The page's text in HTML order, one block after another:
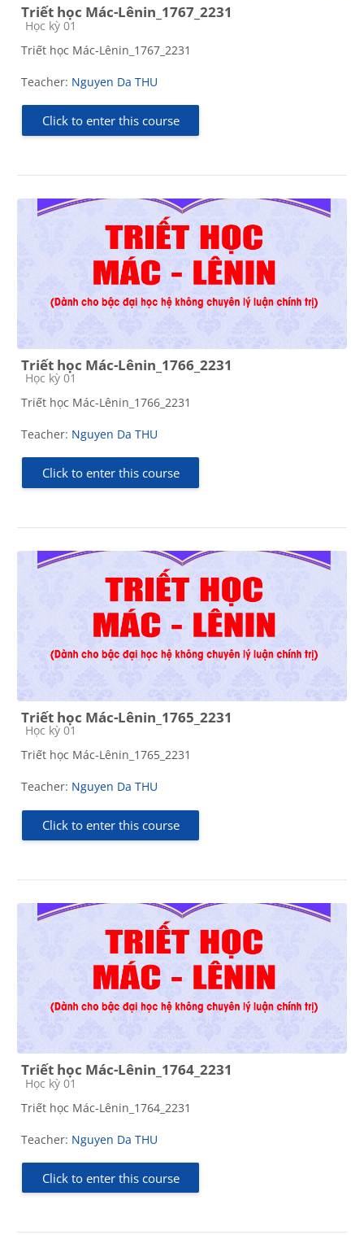
Triết học Mác-Lênin_1767_2231
Course category
Học kỳ 01
Triết học Mác-Lênin_1767_2231
Teacher: Nguyen Da THU
Click to enter this course
Triết học Mác-Lênin_1766_2231
Course category
Học kỳ 01
Triết học Mác-Lênin_1766_2231
Teacher: Nguyen Da THU
Click to enter this course
Triết học Mác-Lênin_1765_2231
Course category
Học kỳ 01
Triết học Mác-Lênin_1765_2231
Teacher: Nguyen Da THU
Click to enter this course
Triết học Mác-Lênin_1764_2231
Course category
Học kỳ 01
Triết học Mác-Lênin_1764_2231
Teacher: Nguyen Da THU
Click to enter this course